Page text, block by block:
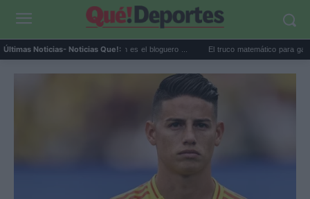
Últimas Noticias- Noticias Que!:
directo TikTok: quién es el bloguero ... El truco matemático para ganar la